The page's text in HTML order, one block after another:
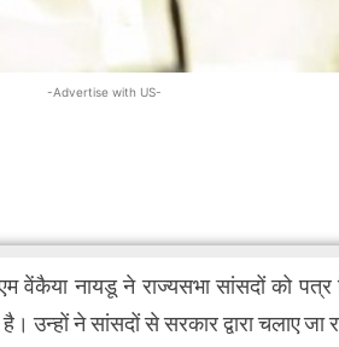
-Advertise with US-
वेंकैया नायडू ने राज्यसभा सांसदों को
उन्हों ने सांसदों से सरकार द्वारा चलाए जा